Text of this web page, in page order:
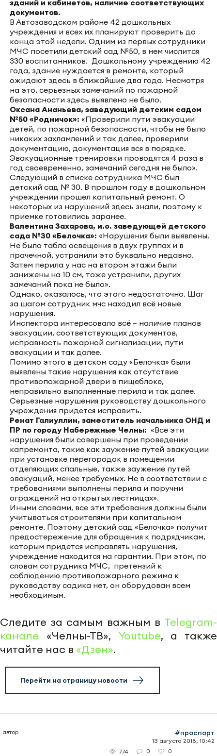
зданий и кабинетов, наличие соответствующих
документов.
В Автозаводском районе 42 дошкольных
учреждения и всех их планируют проверить до
конца этой недели. Одним из первых сотрудники
МЧС посетили детский сад №50, в нем числится
330 воспитанников. Дошкольному учреждению 42
года, здание нуждается в ремонте, который
ожидают здесь в ближайшие два года. Несмотря
на это, серьезных замечаний по пожарной
безопасности здесь выявлено не было.
Оксана Ананьева, заведующий детским садом
№50 «Родничок»: «Проверили пути эвакуации
детей, по пожарной безопасности, чтобы не было
никаких захламлений и так далее, проверили
документацию, документация вся в порядке.
Эвакуационные тренировки проводятся 4 раза в
год своевременно, замечаний сегодня не было».
Следующий в списке сотрудника МЧС был
детский сад № 30. В прошлом году в дошкольном
учреждении прошел капитальный ремонт. О
некоторых из нарушений здесь знали, поэтому к
приемке готовились заранее.
Валентина Захарова, и.о. заведующей детского
сада №30 «Белочка»: «Нарушения были выявлены.
Не было табло освещения в двух группах и в
прачечной, устранили это буквально недавно.
Затем перила у нас на втором этажи были
занижены на 10 см, тоже устранили, других
замечаний пока не было».
Однако, оказалось, что этого недостаточно. Шаг
за шагом сотрудник мчс находил всё новые
нарушения.
Инспектора интересовало всё – наличие планов
эвакуации, соответствующих документов,
исправность пожарной сигнализации, пути
эвакуации и так далее.
Помимо этого в детском саду «Белочка» были
выявлены такие нарушения как отсутствие
противопожарной двери в пищеблоке,
неправильно выполненные перила и так далее.
Серьезные нарушения руководству дошкольного
учреждения придется исправить.
Ренат Галиуллин, заместитель начальника ОНД и
ПР по городу Набережные Челны: «Все эти
нарушения были совершены при проведении
капремонта, такие как заужение путей эвакуации
при установке перегородок в помещении
отделяющих спальные, также заужение путей
эвакуаций, менее требуемых. Не в соответствии с
требованиями выполнены перила и поручни
ограждений на открытых лестницах».
Иными словами, все эти требования должны были
учитываться строителями при капитальном
ремонте. Поэтому детский сад «Белочка» получит
предостережение для обращения к подрядчикам,
которым придется исправлять нарушения,
учреждение находится на гарантии. При этом, по
словам сотрудника МЧС, претензий к
соблюдению противопожарного режима к
руководству садика нет, он оборудован всем
необходимым.
Следите за самым важным в Telegram-
канале «Челны-ТВ», Youtube, а также
читайте нас в «Дзен».
Перейти на страницу новости
автор #проспорт
13 августа 2018, 10:42
774
0 0